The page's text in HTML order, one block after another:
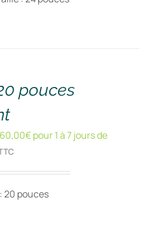
pouces
60,00€pour 1 à 7 jours de
20 pouces